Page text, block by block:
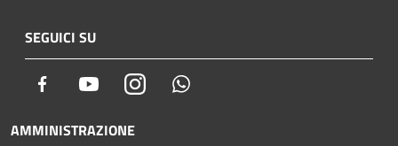
SEGUICI SU
Facebook YoutubeInstagram
AMMINISTRAZIONE